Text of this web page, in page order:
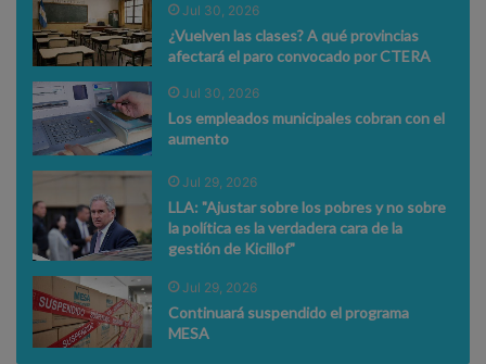
Jul 30, 2026
¿Vuelven las clases? A qué provincias
afectará el paro convocado por CTERA
Jul 30, 2026
Los empleados municipales cobran con el
aumento
Jul 29, 2026
LLA: "Ajustar sobre los pobres y no sobre
la política es la verdadera cara de la
gestión de Kicillof"
Jul 29, 2026
Continuará suspendido el programa
MESA